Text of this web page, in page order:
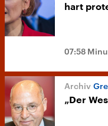
hart
07:58
„Der